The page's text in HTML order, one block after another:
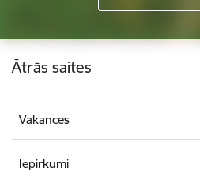
Kājene
Ātrās saites
Vakances
Iepirkumi